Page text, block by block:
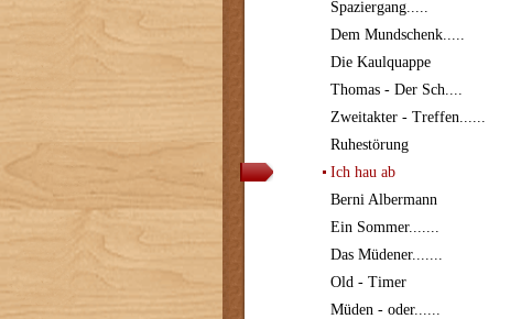
Spaziergang.....
Dem Mundschenk.....
Die Kaulquappe
Thomas - Der Sch....
Zweitakter - Treffen......
Ruhestörung
Ich hau ab
Berni Albermann
Ein Sommer.......
Das Müdener.......
Old - Timer
Müden - oder......